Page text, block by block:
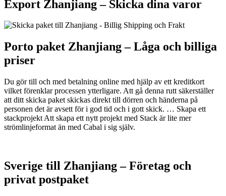
Export Zhanjiang – Skicka dina varor
Porto paket Zhanjiang – Låga och billiga
priser
Du gör till och med betalning online med hjälp av ett kreditkort
vilket förenklar processen ytterligare. Att gå denna rutt säkerställer
att ditt skicka paket skickas direkt till dörren och händerna på
personen det är avsett för i god tid och i gott skick. … Skapa ett
stackprojekt Att skapa ett nytt projekt med Stack är lite mer
strömlinjeformat än med Cabal i sig själv.
Sverige till Zhanjiang – Företag och
privat postpaket